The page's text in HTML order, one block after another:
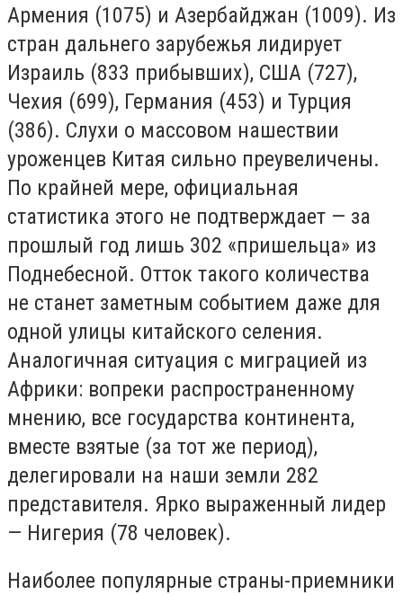
Армения (1075) и Азербайджан (1009). Из
стран дальнего зарубежья лидирует
Израиль (833 прибывших), США (727),
Чехия (699), Германия (453) и Турция
(386). Слухи о массовом нашествии
уроженцев Китая сильно преувеличены.
По крайней мере, официальная
статистика этого не подтверждает — за
прошлый год лишь 302 «пришельца» из
Поднебесной. Отток такого количества
не станет заметным событием даже для
одной улицы китайского селения.
Аналогичная ситуация с миграцией из
Африки: вопреки распространенному
мнению, все государства континента,
вместе взятые (за тот же период),
делегировали на наши земли 282
представителя. Ярко выраженный лидер
— Нигерия (78 человек).
Наиболее популярные страны-приемники